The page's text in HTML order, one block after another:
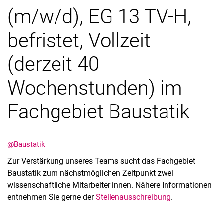
Stellenangebote
Alle Meldungen
Alle Termine
Meldungen: Stu­di­um
Meldungen: Institute
Infothek: Studienservice
Suche
(m/w/d), EG 13 TV-H,
befristet, Vollzeit
(derzeit 40
Wochenstunden) im
Fachgebiet Baustatik
@Baustatik
Zur Verstärkung unseres Teams sucht das Fachgebiet
Baustatik zum nächstmöglichen Zeitpunkt zwei
wissenschaftliche Mitarbeiter:innen. Nähere Informationen
entnehmen Sie gerne derStellenausschreibung.